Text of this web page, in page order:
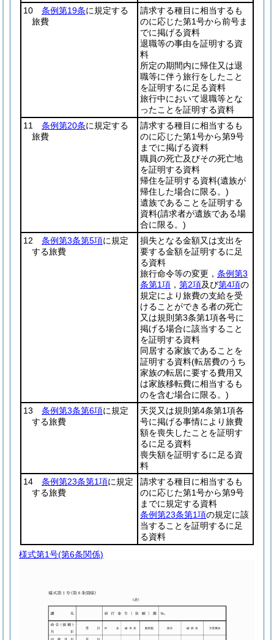
10 条例第19条に規定する
旅費
請求する種目に相当するも
のに応じた第1号から前号ま
でに掲げる資料
退職等の事由を証明する資
料
所定の期間内に帰住又は退
職等に伴う旅行をしたこと
を証明するに足る資料
旅行中において退職等とな
ったことを証明する資料
11 条例第20条に規定する
旅費
請求する種目に相当するも
のに応じた第1号から第9号
までに掲げる資料
職員の死亡及びその死亡地
を証明する資料
帰住を証明する資料(遺族が
帰住した場合に限る。)
遺族であることを証明する
資料(請求者が遺族である場
合に限る。)
12 条例第3条第5項に規定
する旅費
損失となる金額又は支出を
要する金額を証明するに足
る資料
旅行命令等の変更， 条例第3
条第1項 ， 第2項及び第4項の
規定により旅費の支給を受
けることができる者の死亡
又は規則第3条第1項各号に
掲げる場合に該当すること
を証明する資料
同居する家族であることを
証明する資料(転居費のうち
家族の転居に要する費用又
は家族移転費に相当するも
のを含む場合に限る。)
13 条例第3条第6項に規定
する旅費
天災又は規則第4条第1項各
号に掲げる事情により旅費
額を喪失したことを証明す
るに足る資料
喪失額を証明するに足る資
料
14 条例第23条第1項に規定
する旅費
請求する種目に相当するも
のに応じた第1号から第9号
までに規定する資料
条例第23条第1項の規定に該
当することを証明するに足
る資料
様式第1号(第6条関係)